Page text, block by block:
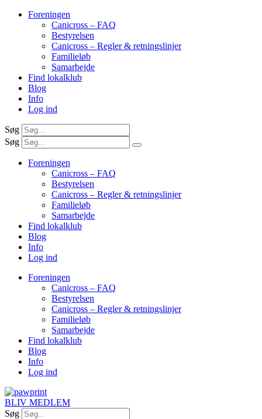
Foreningen
Canicross – FAQ
Bestyrelsen
Canicross – Regler & retningslinjer
Familieløb
Samarbejde
Find lokalklub
Blog
Info
Log ind
Søg
Søg
Foreningen
Canicross – FAQ
Bestyrelsen
Canicross – Regler & retningslinjer
Familieløb
Samarbejde
Find lokalklub
Blog
Info
Log ind
Foreningen
Canicross – FAQ
Bestyrelsen
Canicross – Regler & retningslinjer
Familieløb
Samarbejde
Find lokalklub
Blog
Info
Log ind
BLIV MEDLEM
Søg